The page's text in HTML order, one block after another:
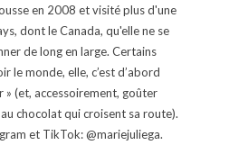
en 2008 et visité plus d'une
dont le Canada, qu'elle ne se
de long en large. Certains
le monde, elle, c’est d’abord
» (et, accessoirement, goûter
chocolat qui croisent sa route).
et TikTok: @mariejuliega.